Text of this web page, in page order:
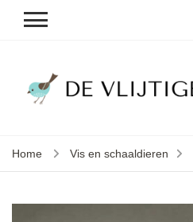
Home Vis en schaaldieren